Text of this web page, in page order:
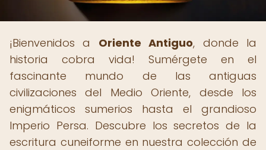
¡Bienvenidos a Oriente Antiguo, donde la
historia cobra vida! Sumérgete en el
fascinante mundo de las antiguas
civilizaciones del Medio Oriente, desde los
enigmáticos sumerios hasta el grandioso
Imperio Persa. Descubre los secretos de la
escritura cuneiforme en nuestra colección de